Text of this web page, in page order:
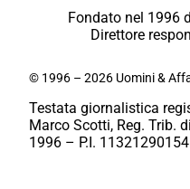
Fondato nel 1996
Direttore
© 1996 – 2026 Uomini &
Testata giornalistica
Marco Scotti, Reg. Trib.
1996 – P.I. 11321290154